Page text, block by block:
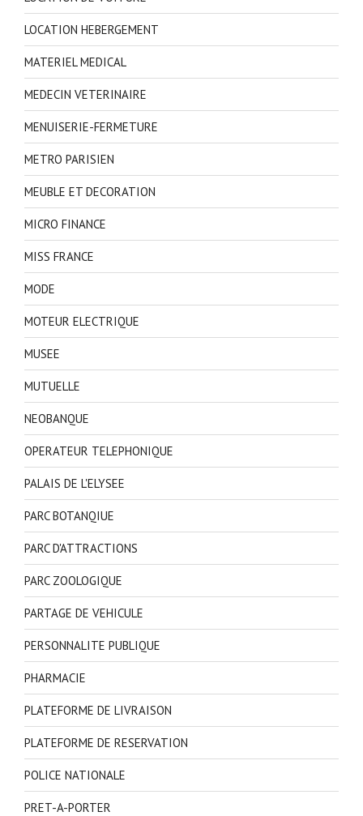
LOCATION HEBERGEMENT
MATERIEL MEDICAL
MEDECIN VETERINAIRE
MENUISERIE-FERMETURE
METRO PARISIEN
MEUBLE ET DECORATION
MICRO FINANCE
MISS FRANCE
MODE
MOTEUR ELECTRIQUE
MUSEE
MUTUELLE
NEOBANQUE
OPERATEUR TELEPHONIQUE
PALAIS DE L'ELYSEE
PARC BOTANQIUE
PARC D'ATTRACTIONS
PARC ZOOLOGIQUE
PARTAGE DE VEHICULE
PERSONNALITE PUBLIQUE
PHARMACIE
PLATEFORME DE LIVRAISON
PLATEFORME DE RESERVATION
POLICE NATIONALE
PRET-A-PORTER